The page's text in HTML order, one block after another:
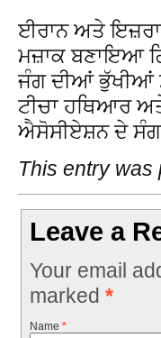
ਈਰਾਨ ਅਤੇ
ਮਜ਼ਾਕ ਬਣਾਇਆ
ਜੰਗ ਦੀਆਂ ਭੁੱਖੀਆਂ
ਟੀਚਾ ਹਥਿਆਰ
ਐਸੋਸੀਏਸ਼ਨ ਦੇ
This entry was
Leave a
Your email
marked *
Name *